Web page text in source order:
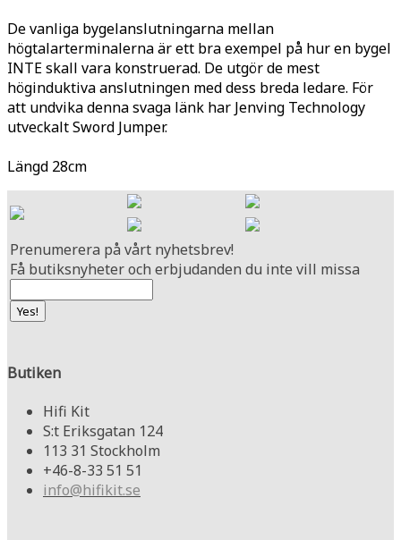
De vanliga bygelanslutningarna mellan
högtalarterminalerna är ett bra exempel på hur en bygel
INTE skall vara konstruerad. De utgör de mest
höginduktiva anslutningen med dess breda ledare. För
att undvika denna svaga länk har Jenving Technology
utveckalt Sword Jumper.
Längd 28cm
Prenumerera på vårt nyhetsbrev!
Få butiksnyheter och erbjudanden du inte vill missa
Butiken
Hifi Kit
S:t Eriksgatan 124
113 31 Stockholm
+46-8-33 51 51
info@hifikit.se